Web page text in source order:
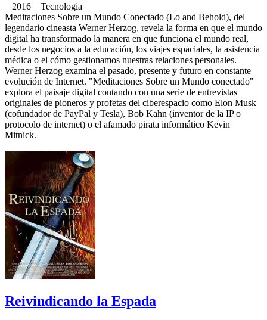
2016 Tecnologia
Meditaciones Sobre un Mundo Conectado (Lo and Behold), del
legendario cineasta Werner Herzog, revela la forma en que el mundo
digital ha transformado la manera en que funciona el mundo real,
desde los negocios a la educación, los viajes espaciales, la asistencia
médica o el cómo gestionamos nuestras relaciones personales.
Werner Herzog examina el pasado, presente y futuro en constante
evolución de Internet. "Meditaciones Sobre un Mundo conectado"
explora el paisaje digital contando con una serie de entrevistas
originales de pioneros y profetas del ciberespacio como Elon Musk
(cofundador de PayPal y Tesla), Bob Kahn (inventor de la IP o
protocolo de internet) o el afamado pirata informático Kevin
Mitnick.
Reivindicando la Espada